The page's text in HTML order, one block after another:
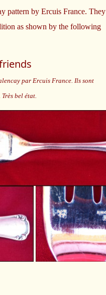
pattern by Ercuis France. They
as shown by the following
par Ercuis France. Ils sont
bel état.